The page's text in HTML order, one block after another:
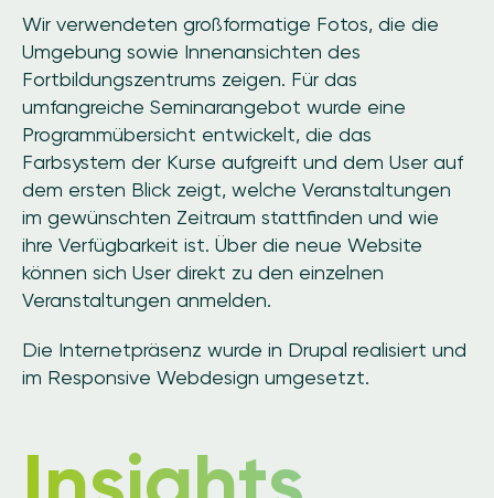
Wir verwendeten großformatige Fotos, die die
Umgebung sowie Innenansichten des
Fortbildungszentrums zeigen. Für das
umfangreiche Seminarangebot wurde eine
Programmübersicht entwickelt, die das
Farbsystem der Kurse aufgreift und dem User auf
dem ersten Blick zeigt, welche Veranstaltungen
im gewünschten Zeitraum stattfinden und wie
ihre Verfügbarkeit ist. Über die neue Website
können sich User direkt zu den einzelnen
Veranstaltungen anmelden.
Die Internetpräsenz wurde in Drupal realisiert und
im Responsive Webdesign umgesetzt.